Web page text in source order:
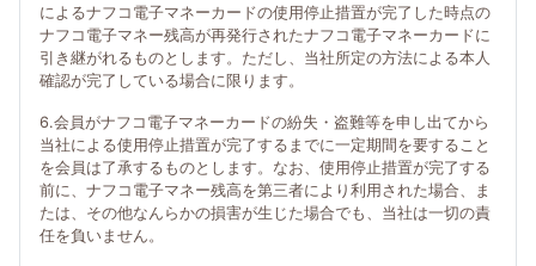
によるナフコ電子マネーカードの使用停止措置が完了した時点の
ナフコ電子マネー残高が再発行されたナフコ電子マネーカードに
引き継がれるものとします。ただし、当社所定の方法による本人
確認が完了している場合に限ります。
6.会員がナフコ電子マネーカードの紛失・盗難等を申し出てから
当社による使用停止措置が完了するまでに一定期間を要すること
を会員は了承するものとします。なお、使用停止措置が完了する
前に、ナフコ電子マネー残高を第三者により利用された場合、ま
たは、その他なんらかの損害が生じた場合でも、当社は一切の責
任を負いません。